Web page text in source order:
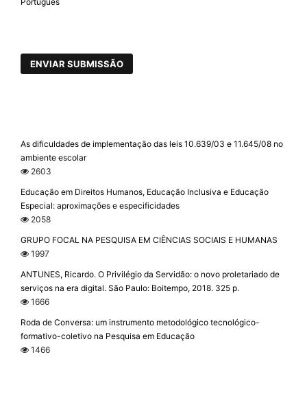
ENVIAR SUBMISSÃO
As dificuldades de implementação das leis 10.639/03 e 11.645/08 no
ambiente escolar
2603
Educação em Direitos Humanos, Educação Inclusiva e Educação
Especial: aproximações e especificidades
2058
GRUPO FOCAL NA PESQUISA EM CIÊNCIAS SOCIAIS E HUMANAS
1997
ANTUNES, Ricardo. O Privilégio da Servidão: o novo proletariado de
serviços na era digital. São Paulo: Boitempo, 2018. 325 p.
1666
Roda de Conversa: um instrumento metodológico tecnológico-
formativo-coletivo na Pesquisa em Educação
1466